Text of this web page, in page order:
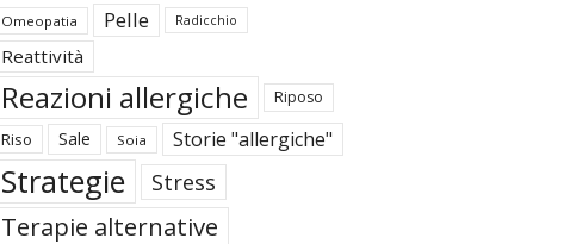
Omeopatia Pelle Radicchio
Reattività
Reazioni allergiche Riposo
Riso Sale Soia Storie "allergiche"
Strategie Stress
Terapie alternative